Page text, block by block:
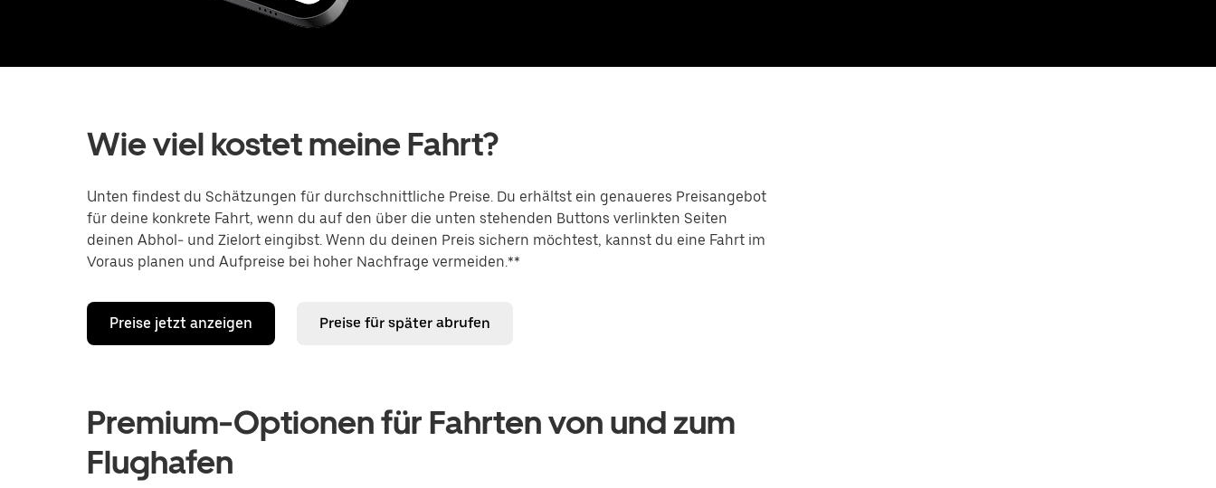
Wie viel kostet meine Fahrt?
Unten findest du Schätzungen für durchschnittliche Preise. Du erhältst ein genaueres Preisangebot
für deine konkrete Fahrt, wenn du auf den über die unten stehenden Buttons verlinkten Seiten
deinen Abhol- und Zielort eingibst. Wenn du deinen Preis sichern möchtest, kannst du eine Fahrt im
Voraus planen und Aufpreise bei hoher Nachfrage vermeiden.**
Preise jetzt anzeigen Preise für später abrufen
Premium-Optionen für Fahrten von und zum
Flughafen